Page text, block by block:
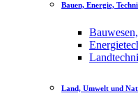
Bauen, Energie,
Land, Umwelt und